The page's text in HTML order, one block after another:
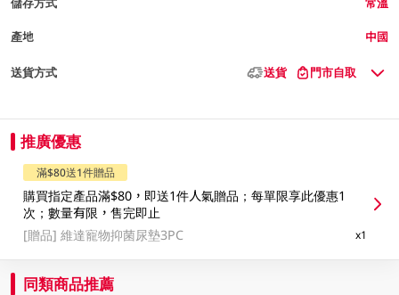
產地 中國
送貨方式 送貨 門市自取
推廣優惠
滿$80送1件贈品
購買指定產品滿$80，即送1件人氣贈品；每單限享此優惠1
次；數量有限，售完即止
[贈品]維達寵物抑菌尿墊3PC x1
同類商品推薦